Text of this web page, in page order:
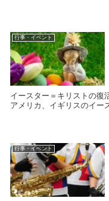
行事・イベント
イースター＝キリストの復
アメリカ、イギリスのイー
行事・イベント